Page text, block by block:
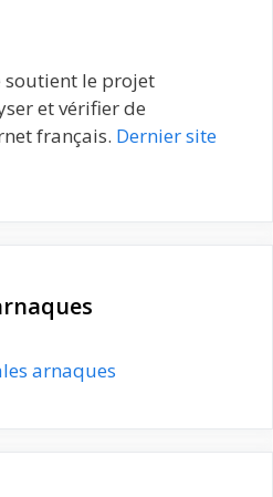
le projet
et vérifier de
français. Dernier site
arnaques